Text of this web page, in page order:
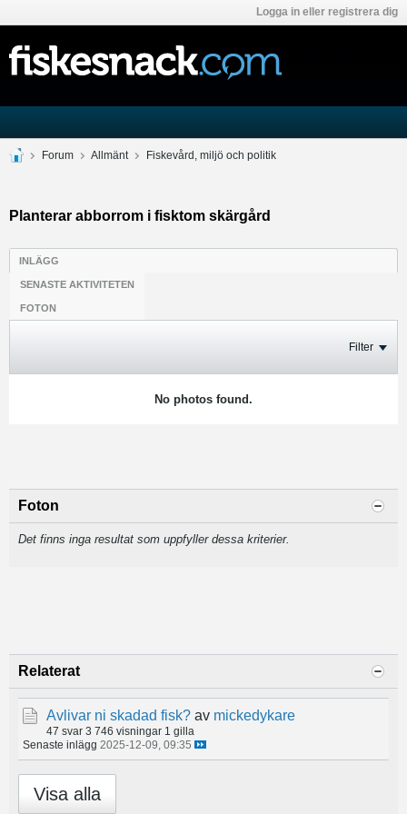
Logga in eller registrera dig
Forum Allmänt Fiskevård, miljö och politik
Planterar abborrom i fisktom skärgård
INLÄGG
SENASTE AKTIVITETEN
FOTON
Filter
No photos found.
Foton
Det finns inga resultat som uppfyller dessa kriterier.
Relaterat
Avlivar ni skadad fisk? av mickedykare
47 svar 3 746 visningar 1 gilla
Senaste inlägg 2025-12-09, 09:35
Visa alla